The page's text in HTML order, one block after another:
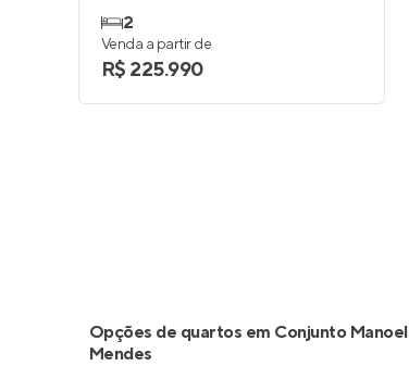
2
Venda a partir de
R$ 225.990
Opções de quartos em Conjunto Manoel
Mendes